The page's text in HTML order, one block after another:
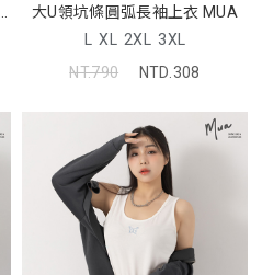
大U領坑條圓弧長袖上衣 MUA
L XL 2XL 3XL
NT.790
NTD.308